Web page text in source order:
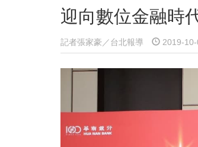
迎向數位金融時
記者張家豪／台北報導 2019-